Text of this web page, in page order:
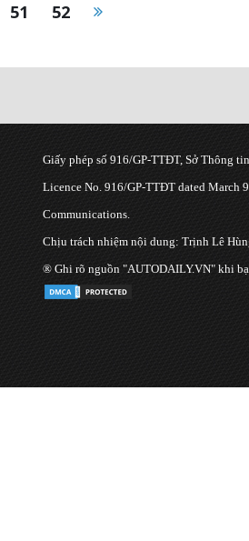
51 52
Giấy phép số 916/GP-TTĐT, Sở Thông
Licence No. 916/GP-TTĐT dated March
Communications.
Chịu trách nhiệm nội dung: Trịnh Lê
® Ghi rõ nguồn "AUTODAILY.VN" khi